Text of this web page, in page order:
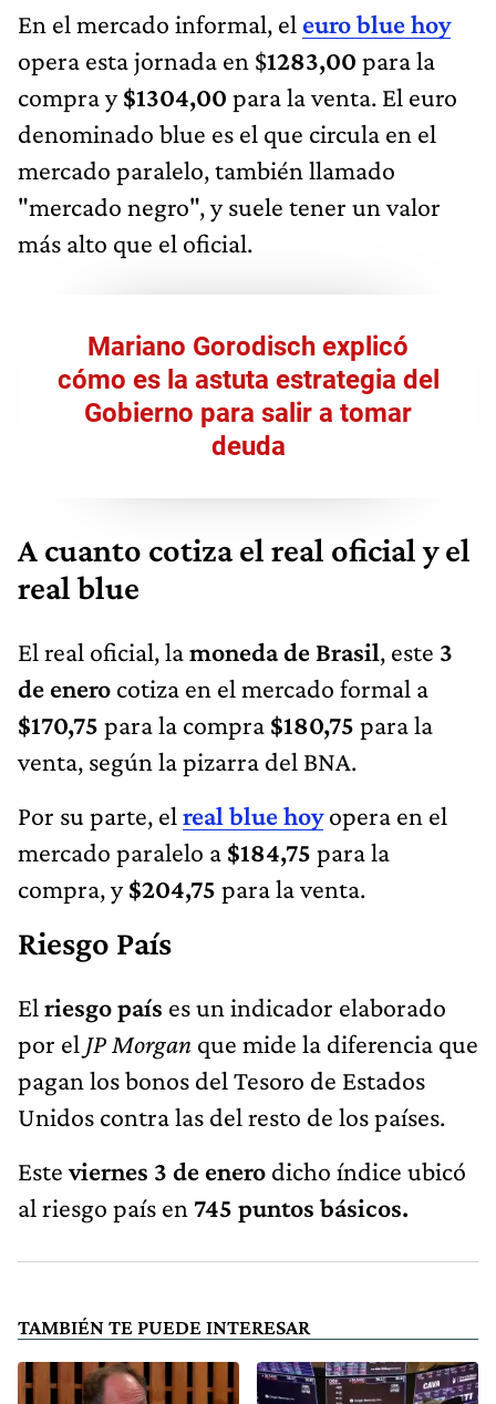
En el mercado informal, el euro blue hoy
opera esta jornada en $1283,00 para la
compra y$1304,00 para la venta. El euro
denominado blue es el que circula en el
mercado paralelo, también llamado
"mercado negro", y suele tener un valor
más alto que el oficial.
Mariano Gorodisch explicó
cómo es la astuta estrategia del
Gobierno para salir a tomar
deuda
A cuanto cotiza el real oficial y el
real blue
El real oficial, lamoneda de Brasil, este 3
de enero cotiza en el mercado formal a
$170,75 para la compra $180,75 para la
venta, según la pizarra del BNA.
Por su parte, el real blue hoy opera en el
mercado paralelo a $184,75 para la
compra, y$204,75 para la venta.
Riesgo País
El riesgo país es un indicador elaborado
por el JP Morgan que mide la diferencia que
pagan los bonos del Tesoro de Estados
Unidos contra las del resto de los países.
Esteviernes 3 de enero dicho índice ubicó
al riesgo país en 745 puntos básicos.
TAMBIÉN TE PUEDE INTERESAR